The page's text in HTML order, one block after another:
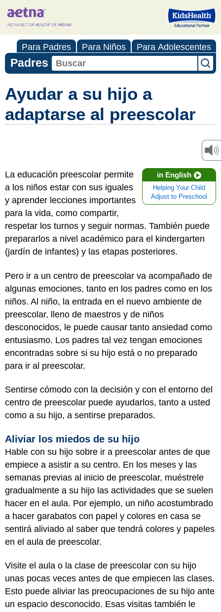
Para Padres Para Niños Para Adolescentes
Padres
Ayudar a su hijo a
adaptarse al preescolar
in English
Helping Your Child
Adjust to Preschool
La educación preescolar permite
a los niños estar con sus iguales
y aprender lecciones importantes
para la vida, como compartir,
respetar los turnos y seguir normas. También puede
prepararlos a nivel académico para el kindergarten
(jardín de infantes) y las etapas posteriores.
Pero ir a un centro de preescolar va acompañado de
algunas emociones, tanto en los padres como en los
niños. Al niño, la entrada en el nuevo ambiente de
preescolar, lleno de maestros y de niños
desconocidos, le puede causar tanto ansiedad como
entusiasmo. Los padres tal vez tengan emociones
encontradas sobre si su hijo está o no preparado
para ir al preescolar.
Sentirse cómodo con la decisión y con el entorno del
centro de preescolar puede ayudarlos, tanto a usted
como a su hijo, a sentirse preparados.
Aliviar los miedos de su hijo
Hable con su hijo sobre ir a preescolar antes de que
empiece a asistir a su centro. En los meses y las
semanas previas al inicio de preescolar, muéstrele
gradualmente a su hijo las actividades que se suelen
hacer en el aula. Por ejemplo, un niño acostumbrado
a hacer garabatos con papel y colores en casa se
sentirá aliviado al saber que tendrá colores y papeles
en el aula de preescolar.
Visite el aula o la clase de preescolar con su hijo
unas pocas veces antes de que empiecen las clases.
Esto puede aliviar las preocupaciones de su hijo ante
un espacio desconocido. Esas visitas también le